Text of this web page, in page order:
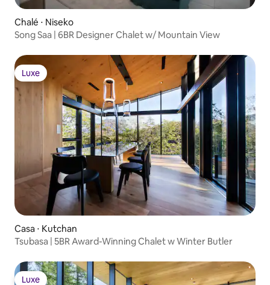
Chalé ⋅ Niseko
Song Saa | 6BR Designer Chalet w/ Mountain View
Luxe
Luxe
Casa ⋅ Kutchan
Tsubasa | 5BR Award-Winning Chalet w Winter Butler
Luxe